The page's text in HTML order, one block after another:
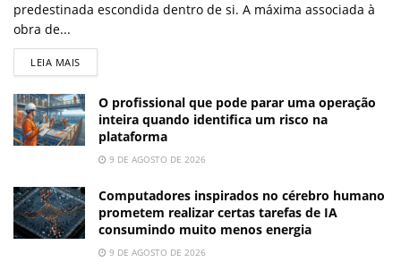
predestinada escondida dentro de si. A máxima associada à
obra de...
LEIA MAIS
O profissional que pode parar uma operação
inteira quando identifica um risco na
plataforma
9 DE AGOSTO DE 2026
Computadores inspirados no cérebro humano
prometem realizar certas tarefas de IA
consumindo muito menos energia
9 DE AGOSTO DE 2026